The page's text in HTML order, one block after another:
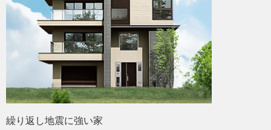
繰り返し地震に強い家